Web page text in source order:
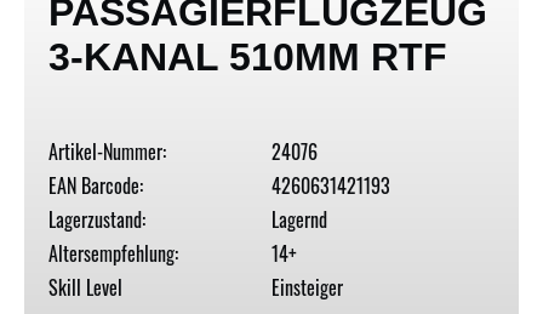
PASSAGIERFLUGZEUG
3-KANAL 510MM RTF
Artikel-Nummer:
24076
EAN Barcode:
4260631421193
Lagerzustand:
Lagernd
Altersempfehlung:
14+
Skill Level
Einsteiger